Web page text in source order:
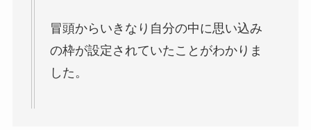
冒頭からいきなり自分の中に思い込み
の枠が設定されていたことがわかりま
した。